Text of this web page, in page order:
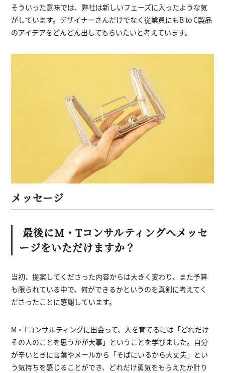
そういった意味では、弊社は新しいフェーズに入ったような気
がしています。デザイナーさんだけでなく従業員にもB to C製品
のアイデアをどんどん出してもらいたいと考えています。
メッセージ
最後にM・Tコンサルティングへメッセ
ージをいただけますか？
当初、提案してくださった内容からは大きく変わり、また予算
も限られている中で、何ができるかというのを真剣に考えてく
ださったことに感謝しています。
M・Tコンサルティングに出会って、人を育てるには「どれだけ
その人のことを思うかが大事」ということを学びました。自分
が辛いときに言葉やメールから「そばにいるから大丈夫」とい
う気持ちを感じることができ、どれだけ勇気をもらえたか計り